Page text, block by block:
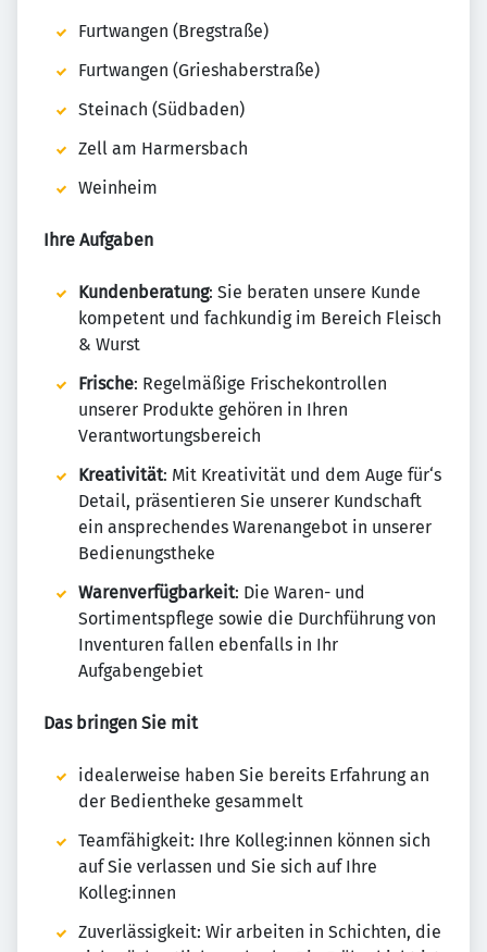
Furtwangen (Bregstraße)
Furtwangen (Grieshaberstraße)
Steinach (Südbaden)
Zell am Harmersbach
Weinheim
Ihre Aufgaben
Kundenberatung: Sie beraten unsere Kunde
kompetent und fachkundig im Bereich Fleisch
& Wurst
Frische: Regelmäßige Frischekontrollen
unserer Produkte gehören in Ihren
Verantwortungsbereich
Kreativität: Mit Kreativität und dem Auge für‘s
Detail, präsentieren Sie unserer Kundschaft
ein ansprechendes Warenangebot in unserer
Bedienungstheke
Warenverfügbarkeit: Die Waren- und
Sortimentspflege sowie die Durchführung von
Inventuren fallen ebenfalls in Ihr
Aufgabengebiet
Das bringen Sie mit
idealerweise haben Sie bereits Erfahrung an
der Bedientheke gesammelt
Teamfähigkeit: Ihre Kolleg:innen können sich
auf Sie verlassen und Sie sich auf Ihre
Kolleg:innen
Zuverlässigkeit: Wir arbeiten in Schichten, die